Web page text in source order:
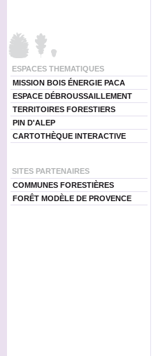
ESPACES THEMATIQUES
MISSION BOIS ÉNERGIE PACA
ESPACE DÉBROUSSAILLEMENT
TERRITOIRES FORESTIERS
PIN D'ALEP
CARTOTHÈQUE INTERACTIVE
SITES PARTENAIRES
COMMUNES FORESTIÈRES
FORÊT MODÈLE DE PROVENCE